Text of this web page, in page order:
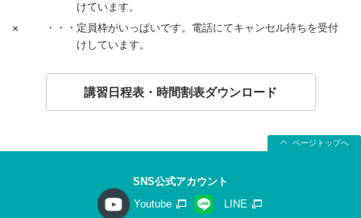
けています。
×
・・・定員枠がいっぱいです。電話にてキャンセル待ちを受付
けしています。
講習日程表・時間割表ダウンロード
ページトップへ
SNS公式アカウント
Youtube
LINE